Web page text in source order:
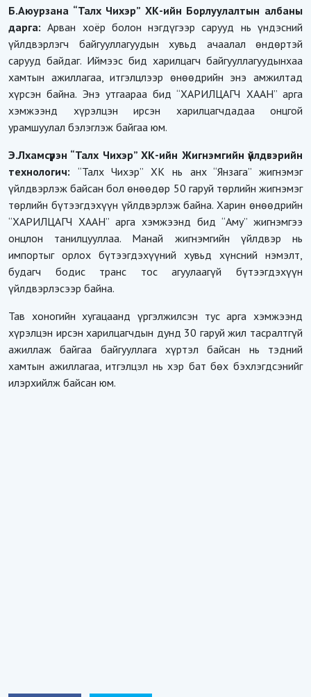
Б.Аюурзана “Талх Чихэр” ХК-ийн Борлуулалтын албаны
дарга:Арван хоёр болон нэгдүгээр сарууд нь үндэсний
үйлдвэрлэгч байгууллагуудын хувьд ачаалал өндөртэй
сарууд байдаг. Иймээс бид харилцагч байгууллагуудынхаа
хамтын ажиллагаа, итгэлцлээр өнөөдрийн энэ амжилтад
хүрсэн байна. Энэ утгаараа бид “ХАРИЛЦАГЧ ХААН” арга
хэмжээнд хүрэлцэн ирсэн харилцагчдадаа онцгой
урамшуулал бэлэглэж байгаа юм.
Э.Лхамсүрэн “Талх Чихэр” ХК-ийн Жигнэмгийн үйлдвэрийн
технологич: “Талх Чихэр” ХК нь анх “Янзага” жигнэмэг
үйлдвэрлэж байсан бол өнөөдөр 50 гаруй төрлийн жигнэмэг
төрлийн бүтээгдэхүүн үйлдвэрлэж байна. Харин өнөөдрийн
“ХАРИЛЦАГЧ ХААН” арга хэмжээнд бид “Аму” жигнэмгээ
онцлон танилцууллаа. Манай жигнэмгийн үйлдвэр нь
импортыг орлох бүтээгдэхүүний хувьд хүнсний нэмэлт,
будагч бодис транс тос агуулаагүй бүтээгдэхүүн
үйлдвэрлэсээр байна.
Тав хоногийн хугацаанд үргэлжилсэн тус арга хэмжээнд
хүрэлцэн ирсэн харилцагчдын дунд 30 гаруй жил тасралтгүй
ажиллаж байгаа байгууллага хүртэл байсан нь тэдний
хамтын ажиллагаа, итгэлцэл нь хэр бат бөх бэхлэгдсэнийг
илэрхийлж байсан юм.